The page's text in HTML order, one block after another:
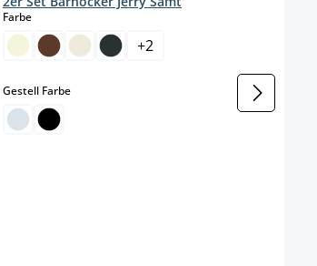
Farbeauswählen
+2
Gestell Farbeauswählen